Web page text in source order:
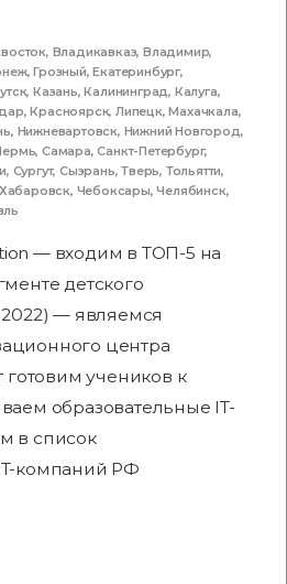
, Владикавказ,Владимир,
,Грозный,Екатеринбург,
,Казань,Калининград, Калуга,
,Красноярск,Липецк,Махачкала,
, Нижневартовск, Нижний Новгород,
,Самара,Санкт-Петербург,
, Сургут,Сызрань,Тверь, Тольятти,
Хабаровск, Чебоксары,Челябинск,
— входим в ТОП-5 на
детского
— являемся
центра
готовим учеников к
образовательные IT-
в список
компаний РФ